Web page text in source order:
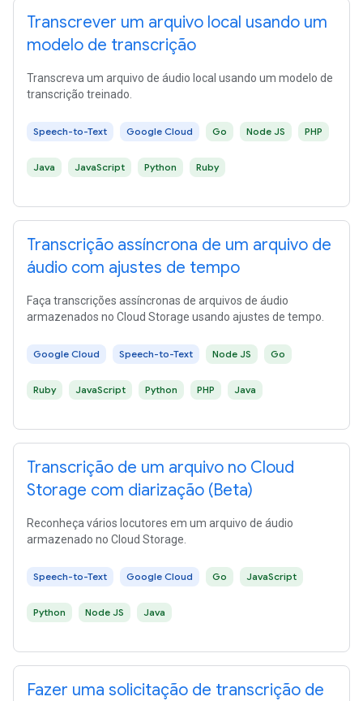
Transcrever um arquivo local usando um
modelo de transcrição
Transcreva um arquivo de áudio local usando um modelo de
transcrição treinado.
Speech-to-Text Google Cloud Go Node JS PHP
Java JavaScript Python Ruby
Transcrição assíncrona de um arquivo de
áudio com ajustes de tempo
Faça transcrições assíncronas de arquivos de áudio
armazenados no Cloud Storage usando ajustes de tempo.
Google Cloud Speech-to-Text Node JS Go
Ruby JavaScript Python PHP Java
Transcrição de um arquivo no Cloud
Storage com diarização (Beta)
Reconheça vários locutores em um arquivo de áudio
armazenado no Cloud Storage.
Speech-to-Text Google Cloud Go JavaScript
Python Node JS Java
Fazer uma solicitação de transcrição de